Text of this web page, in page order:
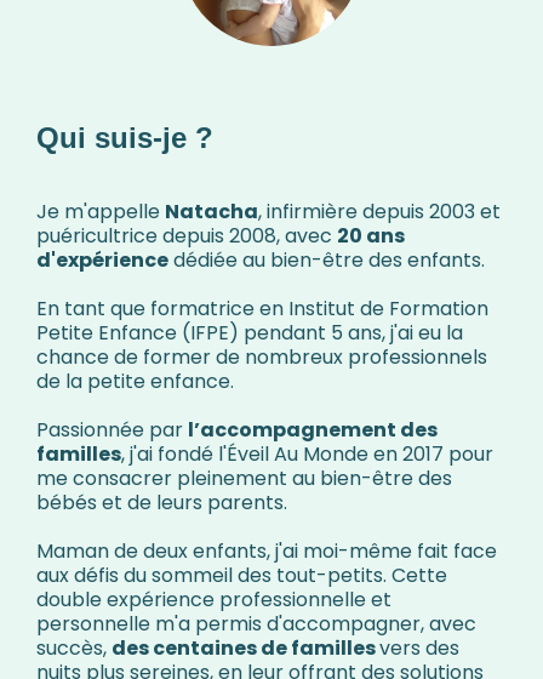
Qui suis-je ?
Je m'appelle Natacha, infirmière depuis 2003 et
puéricultrice depuis 2008, avec 20 ans
d'expériencedédiée au bien-être des enfants.
En tant que formatrice en Institut de Formation
Petite Enfance (IFPE) pendant 5 ans, j'ai eu la
chance de former de nombreux professionnels
de la petite enfance.
Passionnée par l’accompagnement des
familles, j'ai fondé l'Éveil Au Monde en 2017 pour
me consacrer pleinement au bien-être des
bébés et de leurs parents.
Maman de deux enfants, j'ai moi-même fait face
aux défis du sommeil des tout-petits. Cette
double expérience professionnelle et
personnelle m'a permis d'accompagner, avec
succès, des centaines de famillesvers des
nuits plus sereines, en leur offrant des solutions